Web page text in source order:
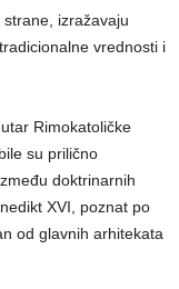
izražavaju
vrednosti i
Rimokatoličke
su prilično
doktrinarnih
XVI, poznat po
od glavnih arhitekata